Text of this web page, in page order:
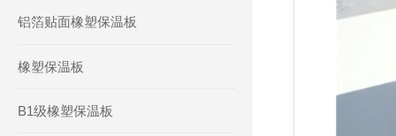
铝箔贴面橡塑保温板
橡塑保温板
B1级橡塑保温板